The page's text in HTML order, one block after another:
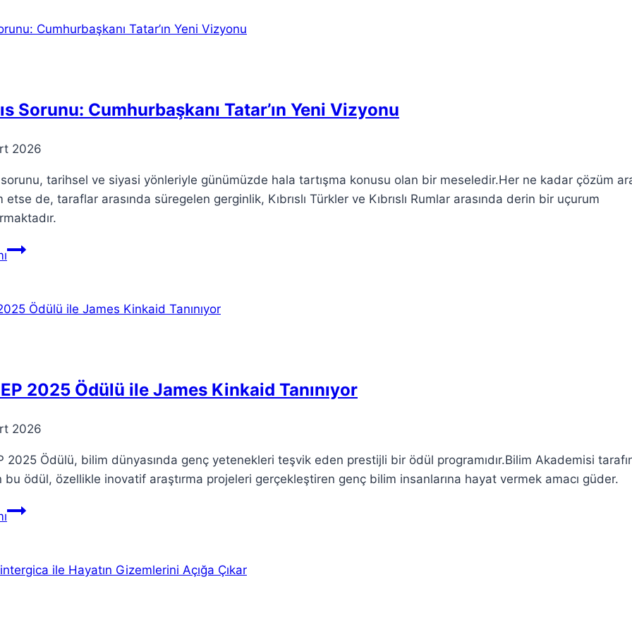
Tarihi
Sorunu: Cumhurbaşkanı Tatar’ın Yeni Vizyonu
2026
sorunu, tarihsel ve siyasi yönleriyle günümüzde hala tartışma konusu olan bir meseledir.Her ne kadar çözüm
etse de, taraflar arasında süregelen gerginlik, Kıbrıslı Türkler ve Kıbrıslı Rumlar arasında derin bir uçurum
Kıbrıs
Tatar’ın
2025 Ödülü ile James Kinkaid Tanınıyor
2026
2025 Ödülü, bilim dünyasında genç yetenekleri teşvik eden prestijli bir ödül programıdır.Bilim Akademisi
bu ödül, özellikle inovatif araştırma projeleri gerçekleştiren genç bilim insanlarına hayat vermek amacı güder.
BAGEP
ile